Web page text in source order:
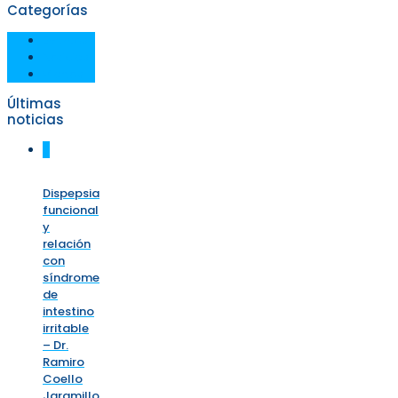
Categorías
Últimas
noticias
Dispepsia
funcional
y
relación
con
síndrome
de
intestino
irritable
– Dr.
Ramiro
Coello